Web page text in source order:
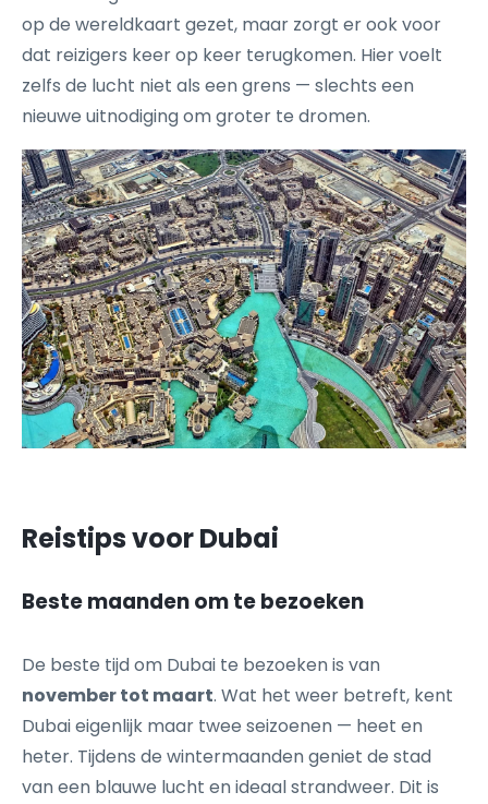
op de wereldkaart gezet, maar zorgt er ook voor
dat reizigers keer op keer terugkomen. Hier voelt
zelfs de lucht niet als een grens — slechts een
nieuwe uitnodiging om groter te dromen.
Reistips voor Dubai
Beste maanden om te bezoeken
De beste tijd om Dubai te bezoeken is van
november tot maart. Wat het weer betreft, kent
Dubai eigenlijk maar twee seizoenen — heet en
heter. Tijdens de wintermaanden geniet de stad
van een blauwe lucht en ideaal strandweer. Dit is